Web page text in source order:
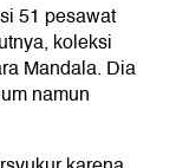
51 pesawat
koleksi
Mandala. Dia
namun